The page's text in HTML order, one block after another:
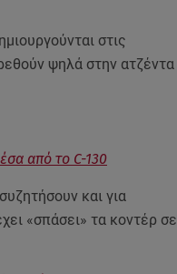
στις
ψηλά στην ατζέντα
από το C-130
και για
«σπάσει» τα κοντέρ σε